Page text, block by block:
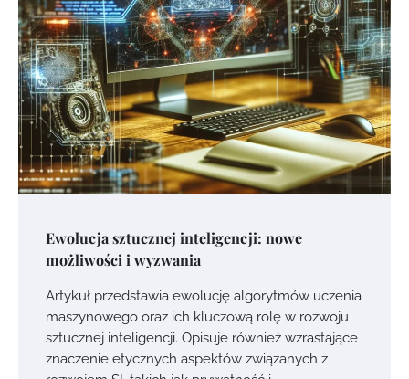
Ewolucja sztucznej inteligencji: nowe
możliwości i wyzwania
Artykuł przedstawia ewolucję algorytmów uczenia
maszynowego oraz ich kluczową rolę w rozwoju
sztucznej inteligencji. Opisuje również wzrastające
znaczenie etycznych aspektów związanych z